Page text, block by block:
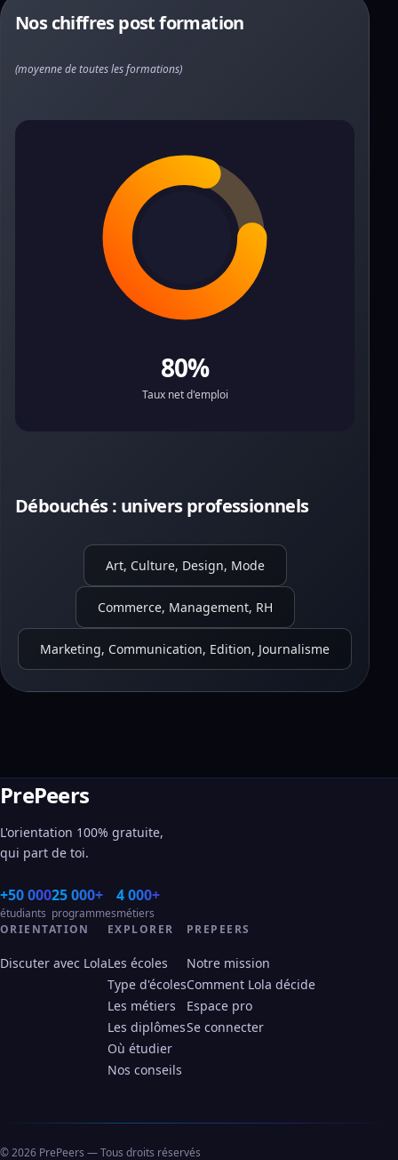
Nos chiffres post formation
(moyenne de toutes les formations)
80%
Taux net d'emploi
Débouchés : univers professionnels
Art, Culture, Design, Mode
Commerce, Management, RH
Marketing, Communication, Edition, Journalisme
PrePeers
L'orientation 100% gratuite,
qui part de toi.
+50 000
étudiants
25 000+
programmes
4 000+
métiers
ORIENTATION
Discuter avec Lola
EXPLORER
Les écoles
Type d'écoles
Les métiers
Les diplômes
Où étudier
Nos conseils
PREPEERS
Notre mission
Comment Lola décide
Espace pro
Se connecter
© 2026 PrePeers — Tous droits réservés